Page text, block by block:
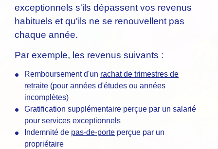
exceptionnels s'ils dépassent vos revenus
habituels et qu'ils ne se renouvellent pas
chaque année.
Par exemple, les revenus suivants :
Remboursement d'un rachat de trimestres de
retraite (pour années d'études ou années
incomplètes)
Gratification supplémentaire perçue par un salarié
pour services exceptionnels
Indemnité de pas-de-porte perçue par un
propriétaire